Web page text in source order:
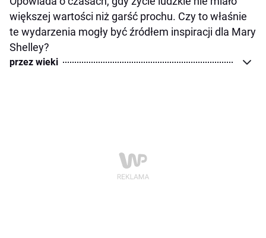
większej wartości niż garść prochu. Czy to właśnie
te wydarzenia mogły być źródłem inspiracji dla Mary
Shelley?
przez wieki